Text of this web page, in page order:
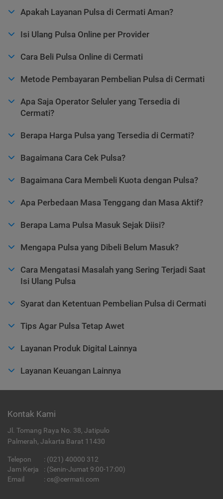
Apakah Layanan Pulsa di Cermati Aman?
Isi Ulang Pulsa Online per Provider
Cara Beli Pulsa Online di Cermati
Metode Pembayaran Pembelian Pulsa di Cermati
Apa Saja Operator Seluler yang Tersedia di
Cermati?
Berapa Harga Pulsa yang Tersedia di Cermati?
Bagaimana Cara Cek Pulsa?
Bagaimana Cara Membeli Kuota dengan Pulsa?
Apa Perbedaan Masa Tenggang dan Masa Aktif?
Berapa Lama Pulsa Masuk Sejak Diisi?
Mengapa Pulsa yang Dibeli Belum Masuk?
Cara Mengatasi Masalah yang Sering Terjadi Saat
Isi Ulang Pulsa
Syarat dan Ketentuan Pembelian Pulsa di Cermati
Tips Agar Pulsa Tetap Awet
Layanan Produk Digital Lainnya
Layanan Keuangan Lainnya
Kontak Kami
Jl. Tomang Raya No. 38, Jatipulo
Palmerah, Jakarta Barat 11430
Telepon : (021) 40000 312
Jam Kerja
: (Senin-Jumat 9:00-17:00)
Email
: cs@cermati.com